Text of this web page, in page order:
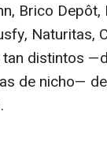
Brico
Naturitas,
distintos
de nicho—